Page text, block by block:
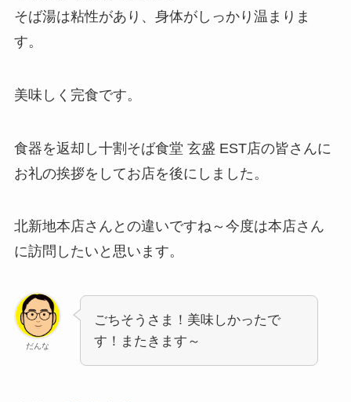
そば湯は粘性があり、身体がしっかり温まりま
す。
美味しく完食です。
食器を返却し十割そば食堂 玄盛 EST店の皆さんに
お礼の挨拶をしてお店を後にしました。
北新地本店さんとの違いですね～今度は本店さん
に訪問したいと思います。
だんな
ごちそうさま！美味しかったで
す！またきます～